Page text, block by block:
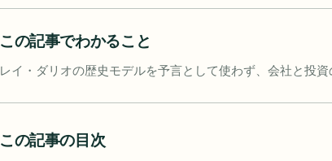
この記事でわかること
レイ・ダリオの歴史モデルを予言として使わず、会社と投
この記事の目次